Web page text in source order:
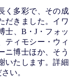
く多彩で、その成
だきました。イワ
士、B・J・フォッ
ティモシー・ウィ
ニ博士ほか、そう
いたします。詳細
い。